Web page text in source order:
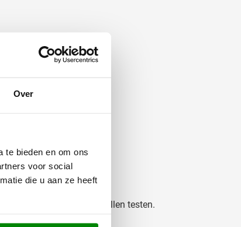
Over
te bieden en om ons
voor social
die u aan ze heeft
acties.
met kleinere oplages willen testen.